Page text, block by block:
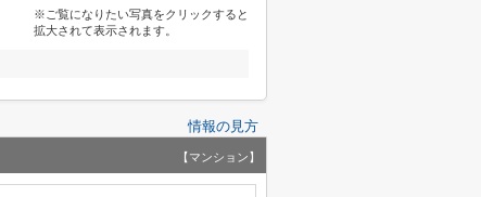
※ご覧になりたい写真をクリックすると
拡大されて表示されます。
情報の見方
【マンション】